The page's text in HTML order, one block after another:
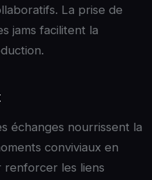
La prise de
jams facilitent la
échanges nourrissent la
conviviaux en
les liens